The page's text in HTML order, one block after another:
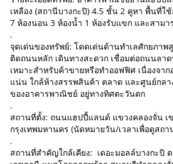
เหลือง (สถานีบางกะปิ) 4.5 ชั้น 2 คูหา พื้นที่ใ
7 ห้องนอน 3 ห้องน้ำ 1 ห้องรับแขก และสามา
.
จุดเด่นของทรัพย์: โดดเด่นด้านทำเลศักยภาพ
ติดถนนหลัก เดินทางสะดวก เชื่อมต่อถนนลา
เหมาะสำหรับค้าขายหรือทำออฟฟิศ เนื่องจา
แน่น ใกล้ห้างสรรพสินค้า ตลาด และศูนย์กลา
ของอาคารพาณิชย์ อยู่ทางทิศตะวันตก
.
สถานที่ตั้ง: ถนนแฮปปี้แลนด์ แขวงคลองจั่น เ
กรุงเทพมหานคร (นัดหมายวัน/เวลาเพื่อดูสถ
.
สถานที่สำคัญใกล้เคียง: เดอะมอลล์บางกะปิ